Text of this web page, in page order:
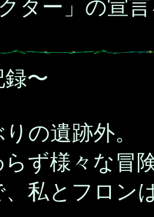
クター」の宣
〜
の遺跡外。
ず様々な冒
、私とフロン